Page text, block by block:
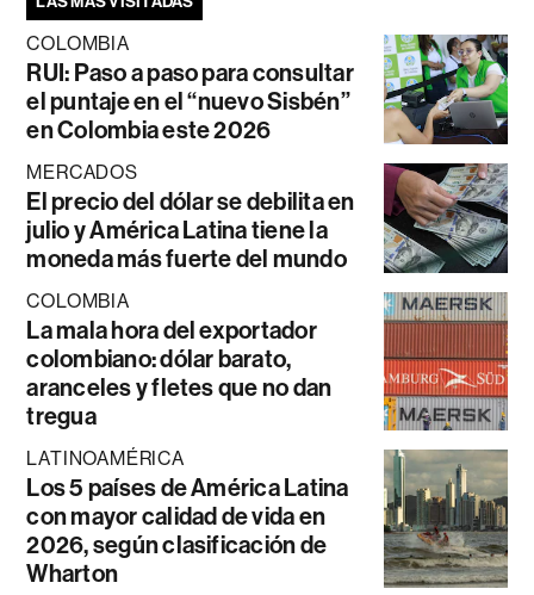
COLOMBIA
RUI: Paso a paso para consultar
el puntaje en el “nuevo Sisbén”
en Colombia este 2026
MERCADOS
El precio del dólar se debilita en
julio y América Latina tiene la
moneda más fuerte del mundo
COLOMBIA
La mala hora del exportador
colombiano: dólar barato,
aranceles y fletes que no dan
tregua
LATINOAMÉRICA
Los 5 países de América Latina
con mayor calidad de vida en
2026, según clasificación de
Wharton